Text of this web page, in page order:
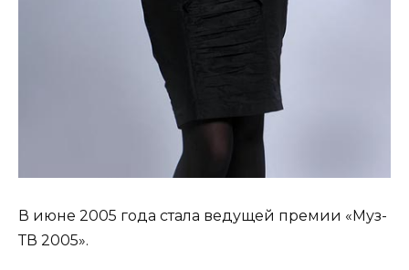
В июне 2005 года стала ведущей премии «Муз-
ТВ 2005».